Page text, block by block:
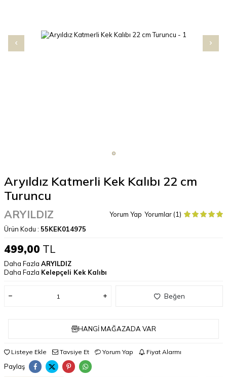
Aryıldız Katmerli Kek Kalıbı 22 cm
Turuncu
ARYILDIZ Yorum Yap Yorumlar (1)
Ürün Kodu : 55KEK014975
499,00 TL
Daha Fazla ARYILDIZ
Daha Fazla Kelepçeli Kek Kalıbı
Beğen
HANGI MAĞAZADA VAR
Listeye Ekle Tavsiye Et Yorum Yap Fiyat Alarmı
Paylaş